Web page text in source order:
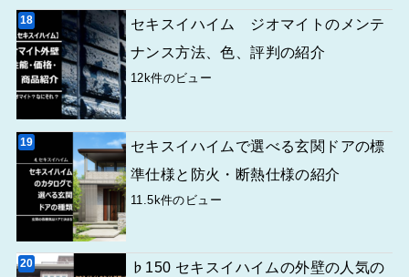
セキスイハイム ジオマイトのメンテ
ナンス方法、色、評判の紹介
12k件のビュー
セキスイハイムで選べる玄関ドアの標
準仕様と防火・断熱仕様の紹介
11.5k件のビュー
♭150 セキスイハイムの外壁の人気の